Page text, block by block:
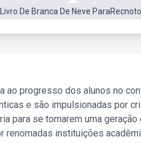
Livro De Branca De Neve ParaRecnoto
ao progresso dos alunos no
e são impulsionadas por
para se tornarem uma
instituições